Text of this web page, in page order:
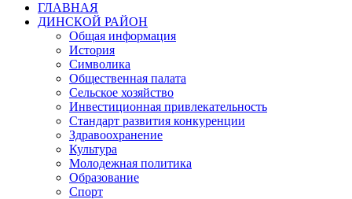
ГЛАВНАЯ
ДИНСКОЙ РАЙОН
Общая информация
История
Символика
Общественная палата
Сельское хозяйство
Инвестиционная привлекательность
Стандарт развития конкуренции
Здравоохранение
Культура
Молодежная политика
Образование
Спорт